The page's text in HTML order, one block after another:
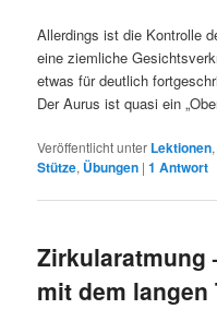
Allerdings ist die Kontrolle
eine ziemliche
etwas für deutlich
Der Aurus ist quasi ein
Veröffentlicht unter Lektionen
Stütze, Übungen |1 Antwort
Zirkularatmung
mit dem langen